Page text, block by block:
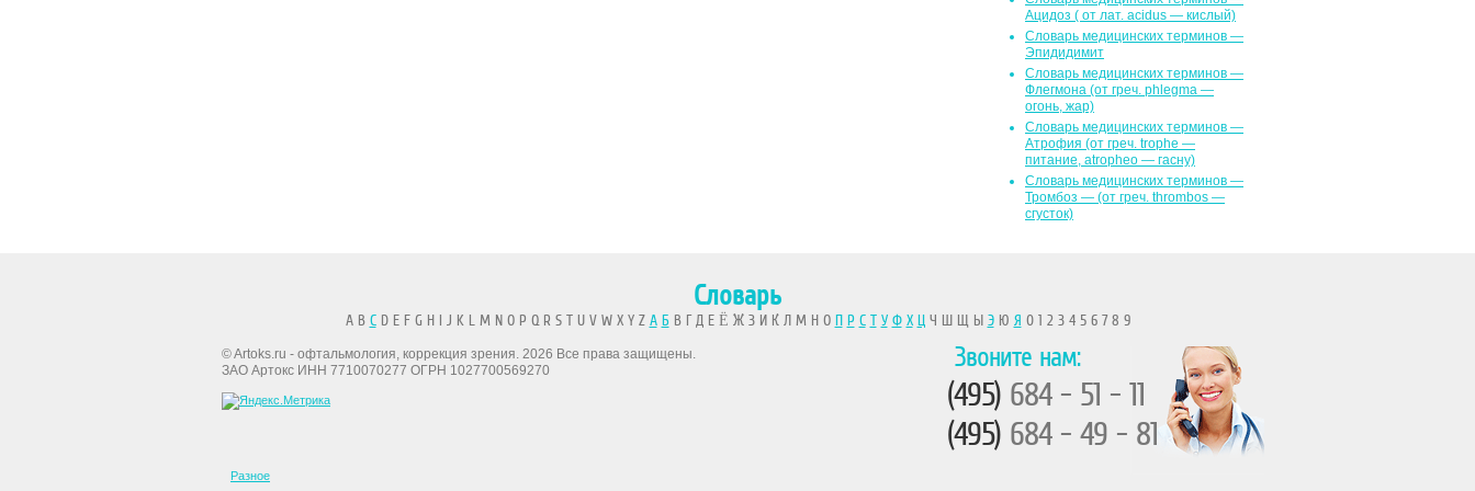
Ацидоз ( от лат. асidus — кислый)
Словарь медицинских терминов —
Эпидидимит
Словарь медицинских терминов —
Флегмона (от гpeч. phlegma —
огонь, жар)
Словарь медицинских терминов —
Атрофия (от греч. trophe —
питание, atropheo — гасну)
Словарь медицинских терминов —
Тромбоз — (от греч. thrombos —
сгусток)
Словарь
A B CD E F G H I J K L M N O P Q R S T U V W X Y Z А БВ Г Д Е Ё Ж З И К Л М Н О П Р С Т У Ф Х ЦЧ Ш Щ Ы ЭЮ Я 0 1 2 3 4 5 6 7 8 9
© Artoks.ru - офтальмология, коррекция зрения. 2026 Все права защищены.
ЗАО Артокс ИНН 7710070277 ОГРН 1027700569270
Звоните нам:
(495) 684 - 51 - 11
(495) 684 - 49 - 81
Разное